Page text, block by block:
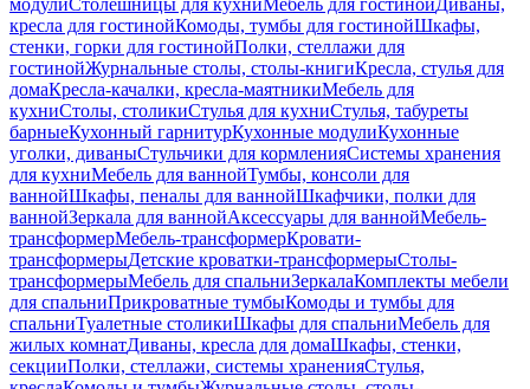
модулиСтолешницы для кухниМебель для гостинойДиваны,
кресла для гостинойКомоды, тумбы для гостинойШкафы,
стенки, горки для гостинойПолки, стеллажи для
гостинойЖурнальные столы, столы-книгиКресла, стулья для
домаКресла-качалки, кресла-маятникиМебель для
кухниСтолы, столикиСтулья для кухниСтулья, табуреты
барныеКухонный гарнитурКухонные модулиКухонные
уголки, диваныСтульчики для кормленияСистемы хранения
для кухниМебель для ваннойТумбы, консоли для
ваннойШкафы, пеналы для ваннойШкафчики, полки для
ваннойЗеркала для ваннойАксессуары для ваннойМебель-
трансформерМебель-трансформерКровати-
трансформерыДетские кроватки-трансформерыСтолы-
трансформерыМебель для спальниЗеркалаКомплекты мебели
для спальниПрикроватные тумбыКомоды и тумбы для
спальниТуалетные столикиШкафы для спальниМебель для
жилых комнатДиваны, кресла для домаШкафы, стенки,
секцииПолки, стеллажи, системы храненияСтулья,